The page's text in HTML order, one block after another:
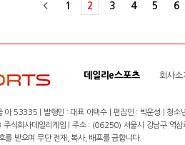
1 2 3 4 5 6
데일리e스포츠 회사소
아 53335 | 발행인 : 대표 이택수 | 편집인 : 박운성 |
식회사데일리게임 | 주소 : (06250) 서울시 강남구
를 받으며 무단 전재, 복사, 배포를 금합니다.